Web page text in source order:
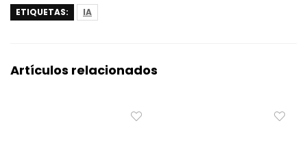
ETIQUETAS: IA
Artículos relacionados